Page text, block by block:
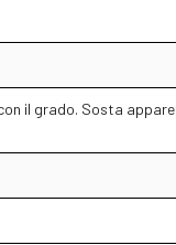
il grado. Sosta